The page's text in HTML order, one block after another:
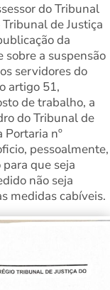
do Tribunal
de Justiça
da
sobre a suspensão
servidores do
artigo 51,
de trabalho, a
do Tribunal de
nº
pessoalmente,
que seja
não seja
medidas cabíveis.